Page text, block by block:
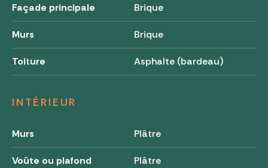
Façade principale Brique
Murs Brique
Toiture Asphalte (bardeau)
INTÉRIEUR
Murs Plâtre
Voûte ou plafond Plâtre